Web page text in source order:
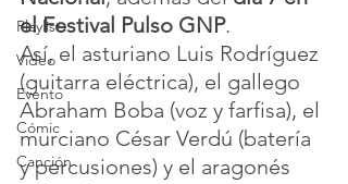
Playlist
Video
Evento
Cómic
Canción
el Festival Pulso GNP.
Así, el asturiano Luis Rodríguez
(guitarra eléctrica), el gallego
Abraham Boba (voz y farfisa), el
murciano César Verdú (batería
y percusiones) y el aragonés